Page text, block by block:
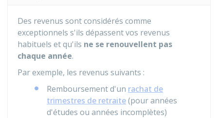
Des revenus sont considérés comme
exceptionnels s'ils dépassent vos revenus
habituels et qu'ils ne se renouvellent pas
chaque année.
Par exemple, les revenus suivants :
Remboursement d'un rachat de
trimestres de retraite(pour années
d'études ou années incomplètes)